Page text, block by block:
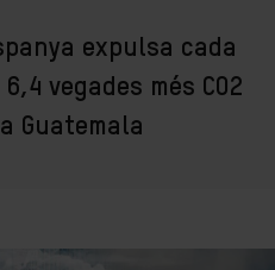
expulsa cada
vegades més CO2
Guatemala